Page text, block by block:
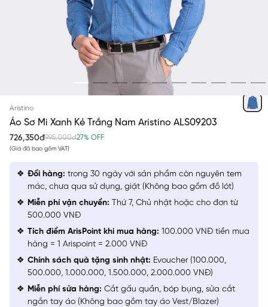
Aristino
Áo Sơ Mi Xanh Kẻ Trắng Nam Aristino ALS09203
726,350đ995,000đ27% OFF
(Giá đã bao gồm VAT)
Đổi hàng: trong 30 ngày với sản phẩm còn nguyên tem
mác, chưa qua sử dụng, giặt (Không bao gồm đồ lót)
Miễn phí vận chuyển: Thứ 7, Chủ nhật hoặc cho đơn từ
500.000 VNĐ
Tích điểm ArisPoint khi mua hàng: 100.000 VNĐ tiền mua
hàng = 1 Arispoint = 2.000 VNĐ
Chính sách quà tặng sinh nhật: Evoucher (100.000,
500.000, 1.000.000, 1.500.000, 2.000.000 VNĐ)
Miễn phí sửa hàng: Cắt gấu quần, bóp bụng, sửa cắt
ngắn tay áo (Không bao gồm tay áo Vest/Blazer)